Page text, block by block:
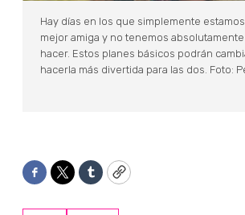
Hay días en los que simplemente
mejor amiga y no tenemos
hacer. Estos planes básicos podrán
hacerla más divertida para las dos. Foto:
Facebook
TwitterTumblrCopy